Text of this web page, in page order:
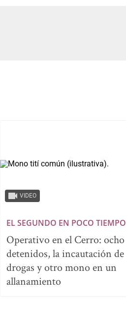
VIDEO
EL SEGUNDO EN POCO TIEMPO
Operativo en el Cerro: ocho
detenidos, la incautación de
drogas y otro mono en un
allanamiento